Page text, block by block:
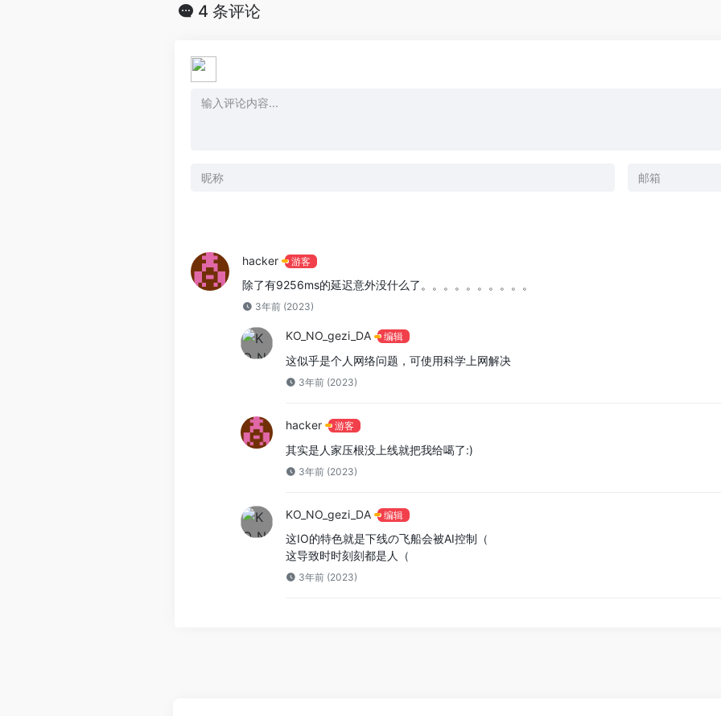
4 条评论
hacker 游客
除了有9256ms的延迟意外没什么了。。。。。。。。。。
3年前 (2023)
KO_NO_gezi_DA 编辑
这似乎是个人网络问题，可使用科学上网解决
3年前 (2023)
hacker 游客
其实是人家压根没上线就把我给噶了:)
3年前 (2023)
KO_NO_gezi_DA 编辑
这IO的特色就是下线の飞船会被AI控制（
这导致时时刻刻都是人（
3年前 (2023)